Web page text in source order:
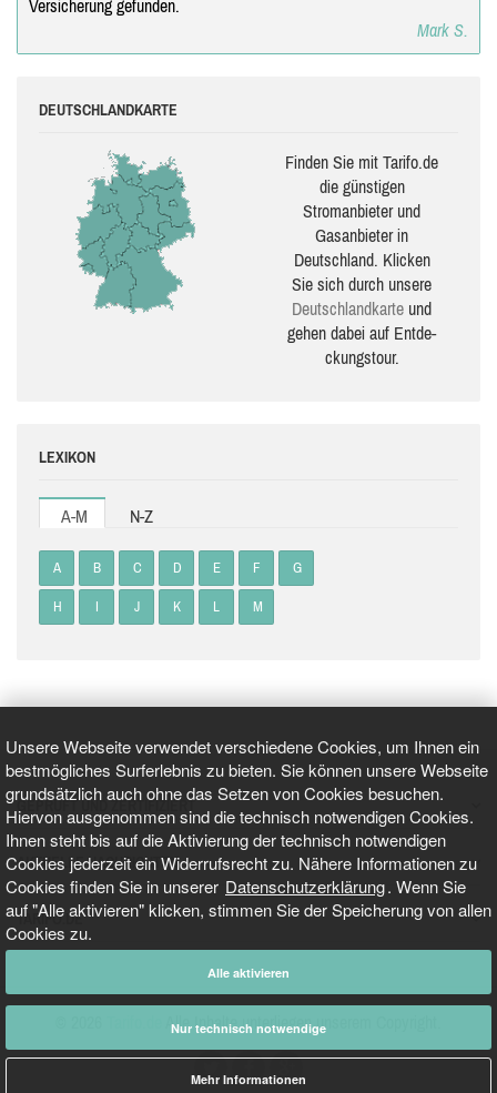
Unsere Webseite verwendet verschiedene Cookies, um Ihnen ein
bestmögliches Surferlebnis zu bieten. Sie können unsere Webseite
grundsätzlich auch ohne das Setzen von Cookies besuchen.
Hiervon ausgenommen sind die technisch notwendigen Cookies.
Ihnen steht bis auf die Aktivierung der technisch notwendigen
Cookies jederzeit ein Widerrufsrecht zu. Nähere Informationen zu
Cookies finden Sie in unserer Datenschutzerklärung. Wenn Sie
auf "Alle aktivieren" klicken, stimmen Sie der Speicherung von allen
Cookies zu.
Alle aktivieren
Nur technisch notwendige
Mehr Informationen
Versicherung gefunden.
Mark S.
DEUTSCHLANDKARTE
Finden Sie mit Tarifo.de
die güns­ti­gen
Stromanbieter und
Gasanbieter in
Deutschland. Klicken
Sie sich durch unsere
Deutsch­land­karte und
gehen dabei auf Ent­de­
ckungs­tour.
LEXIKON
A-M N-Z
A B C D E F G
H I J K L M
GEPRÜFT UND ZERTIFIZIERT
AKTUELLE NACHRICHTEN
TARIFO.DE
Alle Inhalte unterliegen unserem Copyright.